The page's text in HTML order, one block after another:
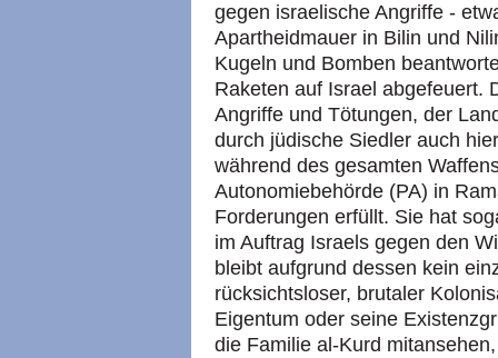
gegen israelische Angriffe -
Apartheidmauer in Bilin und
Kugeln und Bomben
Raketen auf Israel abgefeuert.
Angriffe und Tötungen, der
durch jüdische Siedler auch
während des gesamten
Autonomiebehörde (PA) in
Forderungen erfüllt. Sie hat
im Auftrag Israels gegen den
bleibt aufgrund dessen kein
rücksichtsloser, brutaler
Eigentum oder seine
die Familie al-Kurd